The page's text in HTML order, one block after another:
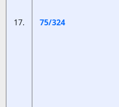
17. 75/324